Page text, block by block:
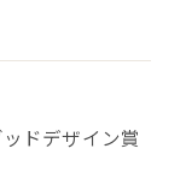
ドデザイン賞